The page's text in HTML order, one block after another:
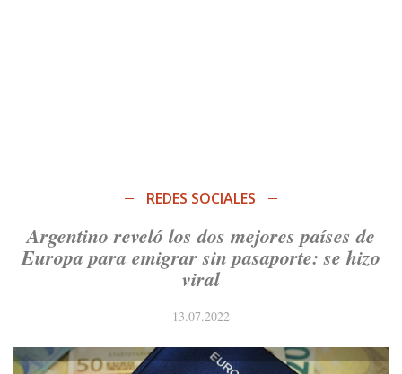
REDES SOCIALES
Argentino reveló los dos mejores países de
Europa para emigrar sin pasaporte: se hizo
viral
13.07.2022